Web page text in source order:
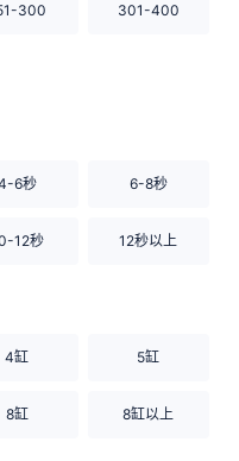
300 301-400
6秒 6-8秒
12秒 12秒以上
4缸 5缸
8缸 8缸以上